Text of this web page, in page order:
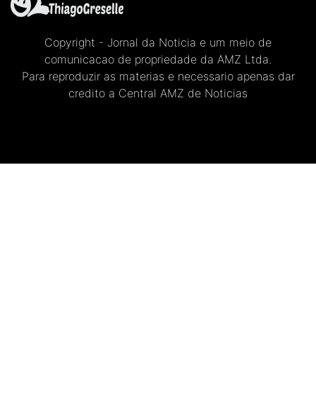
Copyright - Jornal da Noticia e um meio de
comunicacao de propriedade da AMZ Ltda.
Para reproduzir as materias e necessario apenas dar
credito a Central AMZ de Noticias